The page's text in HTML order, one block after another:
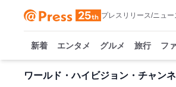
プレスリリース/ニュ
新着 エンタメ グルメ 旅行 フ
ワールド・ハイビジョン・チャン